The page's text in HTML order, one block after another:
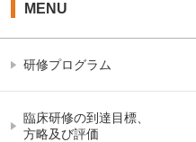
MENU
研修プログラム
臨床研修の到達目標、
方略及び評価